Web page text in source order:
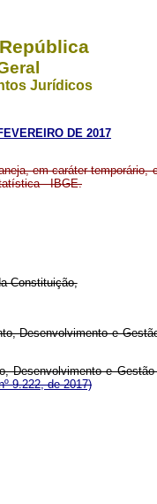
Jurídicos
DE 2017
em caráter temporário,
- IBGE.
Constituição,
Desenvolvimento e
Desenvolvimento e
9.222, de 2017)